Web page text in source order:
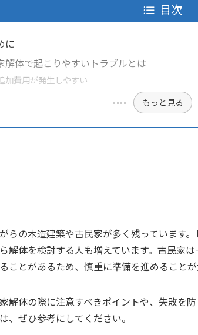
目次
に
解体で起こりやすいトラブルとは
加費用が発生しやすい
もっと見る
らの木造建築や古民家が多く残っています
解体を検討する人も増えています。古民家
ことがあるため、慎重に準備を進めることが
解体の際に注意すべきポイントや、失敗を
、ぜひ参考にしてください。